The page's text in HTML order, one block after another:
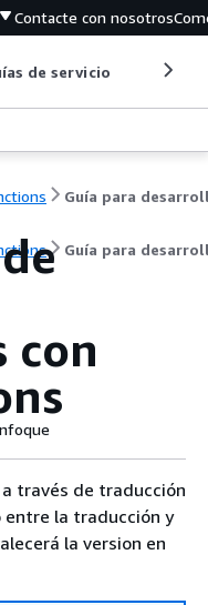
Contacte con nosotros
de servicio
Guía para
con
través de traducción
la traducción y
la version en